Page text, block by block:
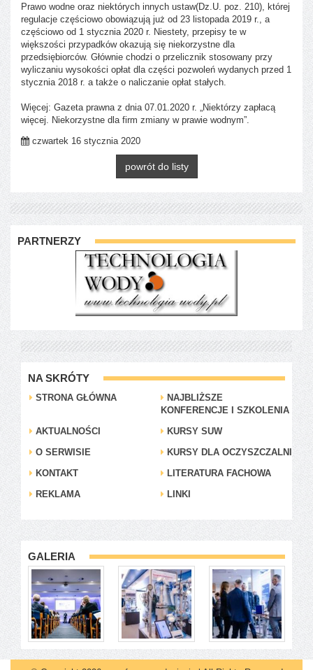
Prawo wodne oraz niektórych innych ustaw(Dz.U. poz. 210), której
regulacje częściowo obowiązują już od 23 listopada 2019 r., a
częściowo od 1 stycznia 2020 r. Niestety, przepisy te w
większości przypadków okazują się niekorzystne dla
przedsiębiorców. Głównie chodzi o przelicznik stosowany przy
wyliczaniu wysokości opłat dla części pozwoleń wydanych przed 1
stycznia 2018 r. a także o naliczanie opłat stałych.
Więcej: Gazeta prawna z dnia 07.01.2020 r. „Niektórzy zapłacą
więcej. Niekorzystne dla firm zmiany w prawie wodnym”.
czwartek 16 stycznia 2020
powrót do listy
PARTNERZY
NA SKRÓTY
STRONA GŁÓWNA
NAJBLIŻSZE
KONFERENCJE I SZKOLENIA
AKTUALNOŚCI
KURSY SUW
O SERWISIE
KURSY DLA OCZYSZCZALNI
KONTAKT
LITERATURA FACHOWA
REKLAMA
LINKI
GALERIA